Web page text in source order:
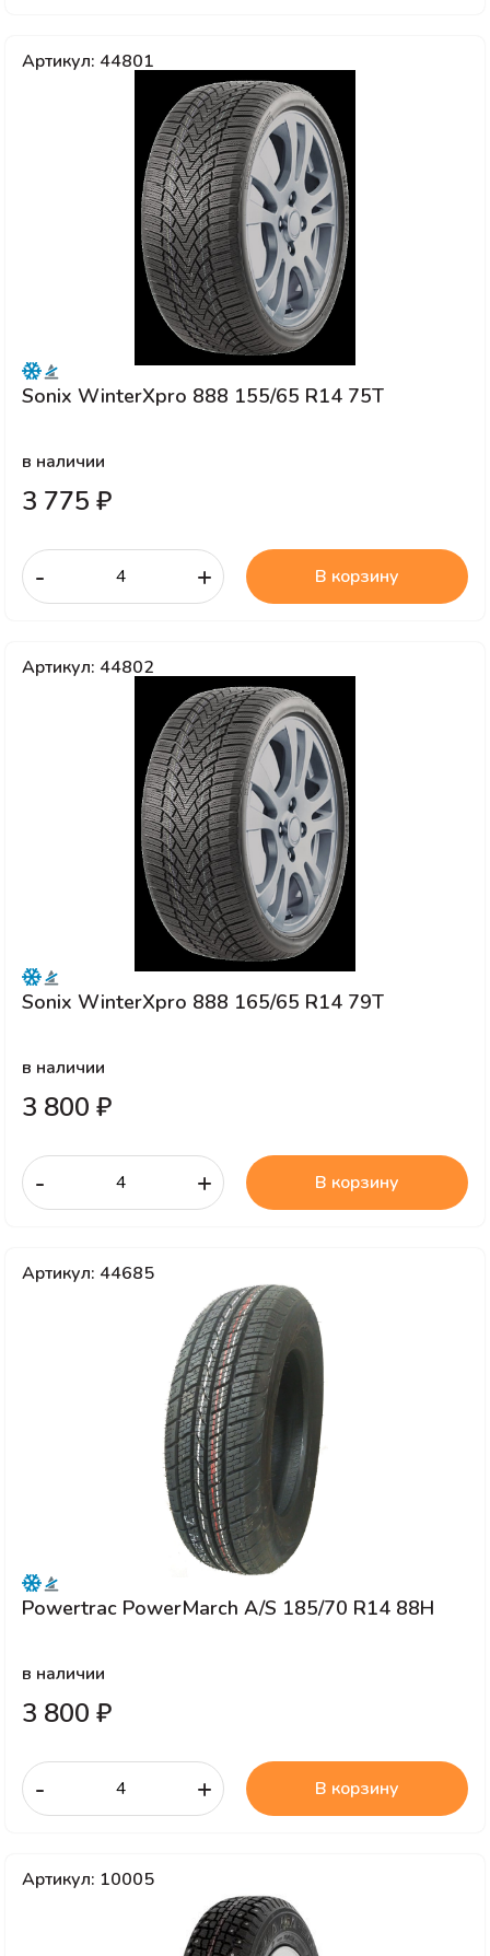
Артикул: 44801
Sonix WinterXpro 888 155/65 R14 75T
в наличии
3 775 ₽
- + В корзину
Артикул: 44802
Sonix WinterXpro 888 165/65 R14 79T
в наличии
3 800 ₽
- + В корзину
Артикул: 44685
Powertrac PowerMarch A/S 185/70 R14 88H
в наличии
3 800 ₽
- + В корзину
Артикул: 10005